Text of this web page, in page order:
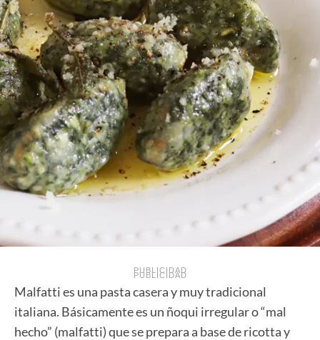
PUBLICIDAD
PUBLICIDAD
Malfatti es una pasta casera y muy tradicional
italiana. Básicamente es un ñoqui irregular o “mal
hecho” (malfatti) que se prepara a base de ricotta y